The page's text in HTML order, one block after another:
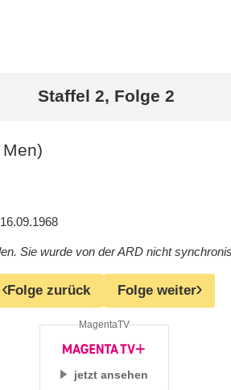
Staffel 2, Folge 2
Sie wurde von der ARD nicht
Folge zurück Folge weiter
jetzt ansehen
MagentaTV